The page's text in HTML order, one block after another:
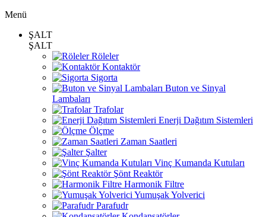
Menü
ŞALT
ŞALT
Röleler
Kontaktör
Sigorta
Buton ve Sinyal
Lambaları
Trafolar
Enerji Dağıtım Sistemleri
Ölçme
Zaman Saatleri
Şalter
Vinç Kumanda Kutuları
Şönt Reaktör
Harmonik Filtre
Yumuşak Yolverici
Parafudr